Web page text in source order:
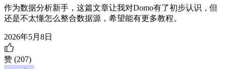
作为数据分析新手，这篇文章让我对Domo有了初步认识，但
还是不太懂怎么整合数据源，希望能有更多教程。
2026年5月8日
赞 (207)